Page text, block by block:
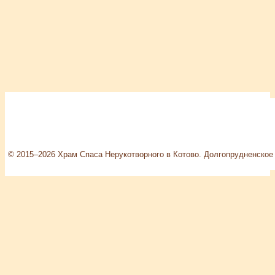
© 2015–2026 Храм Спаса Нерукотворного в Котово.